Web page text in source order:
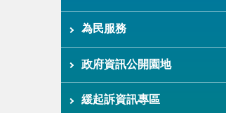
為民服務
政府資訊公開園地
緩起訴資訊專區